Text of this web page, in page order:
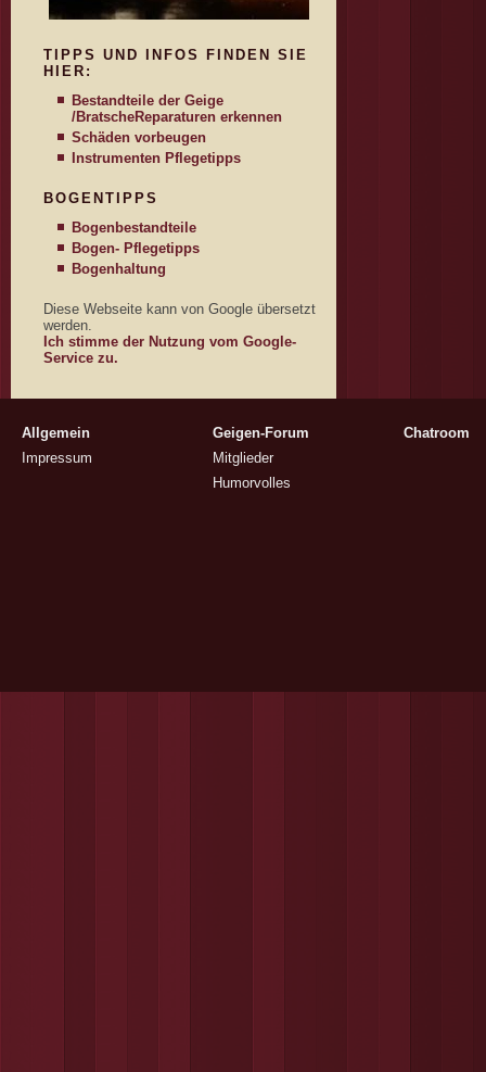
TIPPS UND INFOS FINDEN SIE
HIER:
Bestandteile der Geige
/BratscheReparaturen erkennen
Schäden vorbeugen
Instrumenten Pflegetipps
BOGENTIPPS
Bogenbestandteile
Bogen- Pflegetipps
Bogenhaltung
Diese Webseite kann von Google übersetzt
werden.
Ich stimme der Nutzung vom Google-
Service zu.
Allgemein
Impressum
Geigen-Forum
Mitglieder
Humorvolles
Chatroom